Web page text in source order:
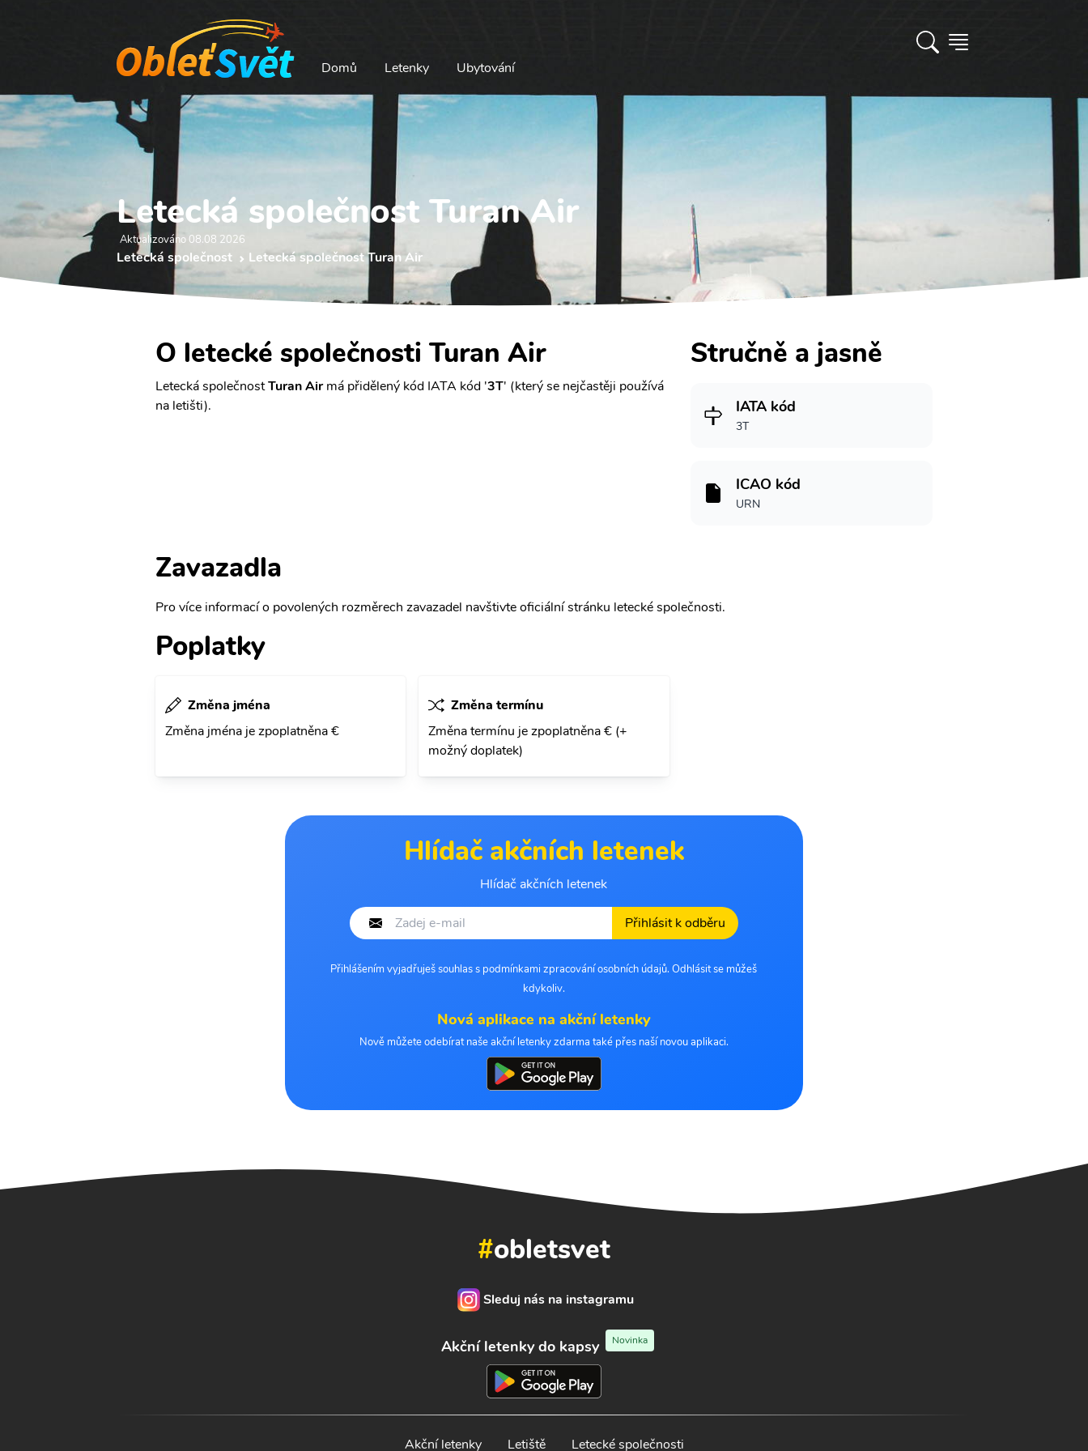
Domů Letenky Ubytování
Letecká společnost Turan Air
Aktualizováno 08.08 2026
Letecká společnost Letecká společnost Turan Air
O letecké společnosti Turan Air
Letecká společnostTuran Airmá přidělený kód IATA kód '3T' (který se nejčastěji používá
na letišti).
Stručně a jasně
IATA kód
3T
ICAO kód
URN
Zavazadla
Pro více informací o povolených rozměrech zavazadel navštivte oficiální stránku letecké společnosti.
Poplatky
Změna jména
Změna jména je zpoplatněna €
Změna termínu
Změna termínu je zpoplatněna € (+
možný doplatek)
Hlídač akčních letenek
Hlídač akčních letenek
Přihlásit k odběru
Přihlášením vyjadřuješ souhlas s podmínkami zpracování osobních údajů. Odhlásit se můžeš
kdykoliv.
Nová aplikace na akční letenky
Nově můžete odebírat naše akční letenky zdarma také přes naší novou aplikaci.
#obletsvet
Sleduj nás na instagramu
Akční letenky do kapsy Novinka
Akční letenky Letiště Letecké společnosti